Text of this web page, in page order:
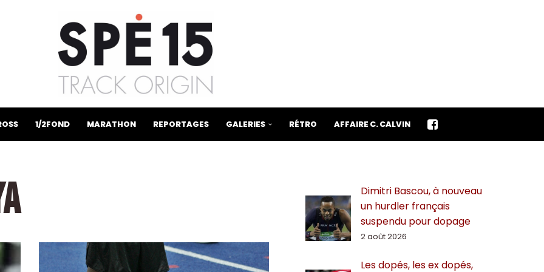
1/2FOND MARATHON REPORTAGES GALERIES RÉTRO AFFAIRE C. CALVIN
Dimitri Bascou, à nouveau
un hurdler français
suspendu pour dopage
2 août 2026
Les dopés, les ex dopés,